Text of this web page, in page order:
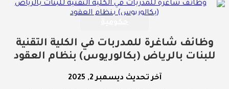
وظائف شاغرة للمدربات في الكلية التقنية
للبنات بالرياض (بكالوريوس) بنظام العقود
آخر تحديث ديسمبر 2, 2025